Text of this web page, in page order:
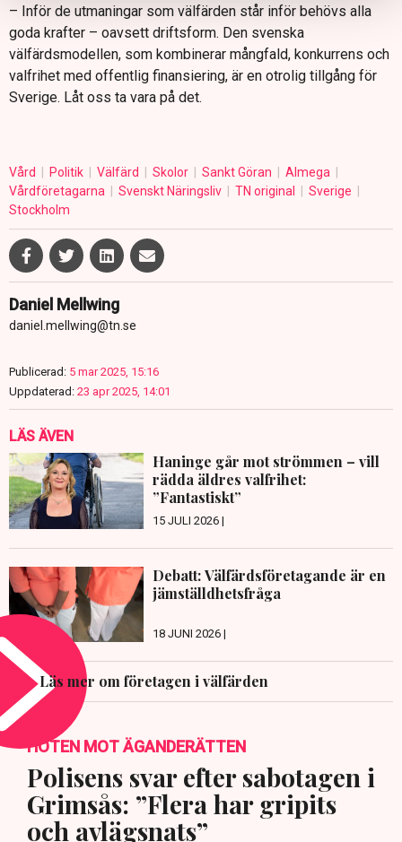
– Inför de utmaningar som välfärden står inför behövs alla
goda krafter – oavsett driftsform. Den svenska
välfärdsmodellen, som kombinerar mångfald, konkurrens och
valfrihet med offentlig finansiering, är en otrolig tillgång för
Sverige. Låt oss ta vara på det.
Vård Politik Välfärd Skolor Sankt Göran
Almega
Vårdföretagarna
Svenskt Näringsliv TN original
Sverige
Stockholm
Daniel Mellwing
daniel.mellwing@tn.se
Publicerad: 5 mar 2025, 15:16
Uppdaterad: 23 apr 2025, 14:01
LÄS ÄVEN
Haninge går mot strömmen – vill
rädda äldres valfrihet:
”Fantastiskt”
15 JULI 2026 |
Debatt: Välfärdsföretagande är en
jämställdhetsfråga
18 JUNI 2026 |
Läs mer om företagen i välfärden
HOTEN MOT ÄGANDERÄTTEN
Polisens svar efter sabotagen i
Grimsås: ”Flera har gripits
och avlägsnats”